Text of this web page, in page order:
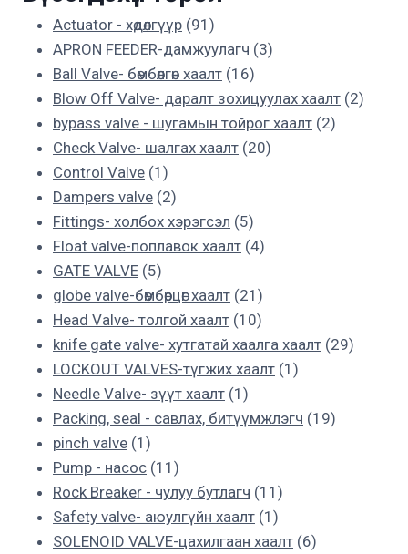
Actuator - хөдөлгүүр 91 91
products
APRON FEEDER-дамжуулагч 33
Ball Valve- бөмбөлгөн хаалт 1616
products
Blow Off Valve- даралт зохицуулах хаалт 22
bypass valve - шугамын тойрог хаалт 22
Check Valve- шалгах хаалт 2020
Control Valve 1 1
product
Dampers valve 22
products
Fittings- холбох хэрэгсэл 55
products
Float valve-поплавок хаалт 44
GATE VALVE 55
products
globe valve-бөмбөрцөг хаалт 21 21
products
Head Valve- толгой хаалт 1010
products
knife gate valve- хутгатай хаалга хаалт 2929
LOCKOUT VALVES-түгжих хаалт 1 1
Needle Valve- зүүт хаалт 1 1
product
Packing, seal - савлах, битүүмжлэгч 1919
pinch valve 1 1
product
Pump - насос 11 11
products
Rock Breaker - чулуу бутлагч 11 11
products
Safety valve- аюулгүйн хаалт 1 1
product
SOLENOID VALVE-цахилгаан хаалт 66